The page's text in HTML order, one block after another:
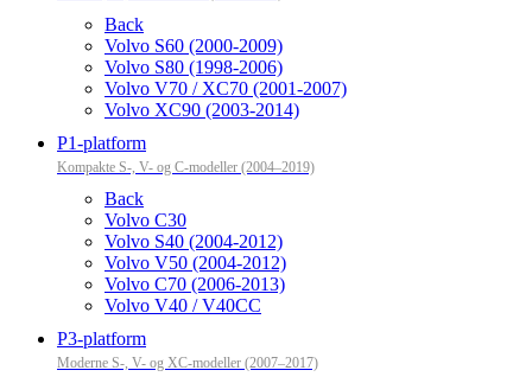
Back
Volvo S60 (2000-2009)
Volvo S80 (1998-2006)
Volvo V70 / XC70 (2001-2007)
Volvo XC90 (2003-2014)
P1-platform
Kompakte S-, V- og C-modeller (2004–2019)
Back
Volvo C30
Volvo S40 (2004-2012)
Volvo V50 (2004-2012)
Volvo C70 (2006-2013)
Volvo V40 / V40CC
P3-platform
Moderne S-, V- og XC-modeller (2007–2017)